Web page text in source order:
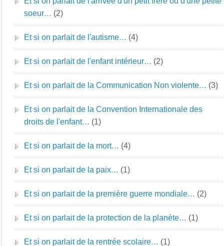
soeur… (2)
Et si on parlait de l'autisme… (4)
Et si on parlait de l'enfant intérieur… (2)
Et si on parlait de la Communication Non violente… (3)
Et si on parlait de la Convention Internationale des
droits de l'enfant… (1)
Et si on parlait de la mort… (4)
Et si on parlait de la paix… (1)
Et si on parlait de la première guerre mondiale… (2)
Et si on parlait de la protection de la planète… (1)
Et si on parlait de la rentrée scolaire… (1)